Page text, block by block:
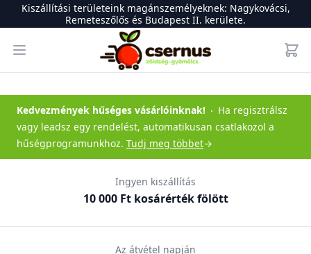
Kiszállítási területeink magánszemélyeknek: Nagykovácsi,
Remeteszőlős és Budapest II. kerülete.
Open menu
Csernus Zöldség-gyümölcs
Kedvezmények hűséges vásárlóinknak!
Ha regisztrálsz
vagy leadsz egy rendelést, automatikusan csatlakozol a
hűségprogramunkhoz. Tudj meg többet→
Ingyen kiszállítás
10 000 Ft kosárérték fölött
Az átvétel napján